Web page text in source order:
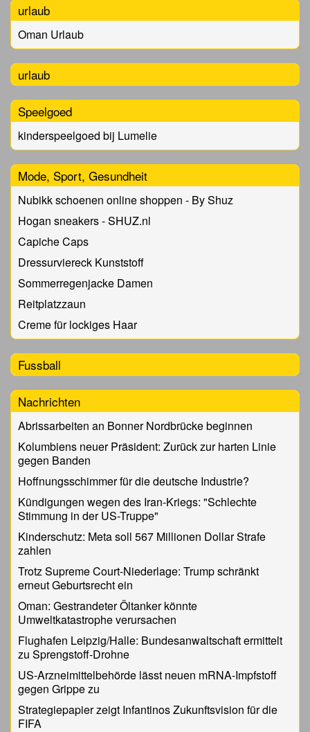
urlaub
Oman Urlaub
urlaub
Speelgoed
kinderspeelgoed bij Lumelie
Mode, Sport, Gesundheit
Nubikk schoenen online shoppen - By Shuz
Hogan sneakers - SHUZ.nl
Capiche Caps
Dressurviereck Kunststoff
Sommerregenjacke Damen
Reitplatzzaun
Creme für lockiges Haar
Fussball
Nachrichten
Abrissarbeiten an Bonner Nordbrücke beginnen
Kolumbiens neuer Präsident: Zurück zur harten Linie
gegen Banden
Hoffnungsschimmer für die deutsche Industrie?
Kündigungen wegen des Iran-Kriegs: "Schlechte
Stimmung in der US-Truppe"
Kinderschutz: Meta soll 567 Millionen Dollar Strafe
zahlen
Trotz Supreme Court-Niederlage: Trump schränkt
erneut Geburtsrecht ein
Oman: Gestrandeter Öltanker könnte
Umweltkatastrophe verursachen
Flughafen Leipzig/Halle: Bundesanwaltschaft ermittelt
zu Sprengstoff-Drohne
US-Arzneimittelbehörde lässt neuen mRNA-Impfstoff
gegen Grippe zu
Strategiepapier zeigt Infantinos Zukunftsvision für die
FIFA